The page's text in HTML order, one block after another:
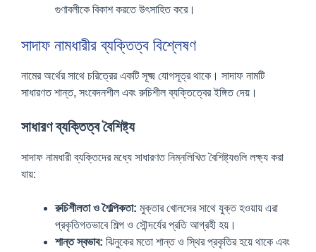
গুণাবলীকে বিকাশ করতে উৎসাহিত করে।
সাদাফ নামধারীর ব্যক্তিত্ব বিশ্লেষণ
নামের অর্থের সাথে চরিত্রের একটি সূক্ষ্ম যোগসূত্র থাকে। সাদাফ নামটি
সাধারণত শান্ত, সংবেদনশীল এবং রুচিশীল ব্যক্তিত্বের ইঙ্গিত দেয়।
সাধারণ ব্যক্তিত্ব বৈশিষ্ট্য
সাদাফ নামধারী ব্যক্তিদের মধ্যে সাধারণত নিম্নলিখিত বৈশিষ্ট্যগুলি লক্ষ্য করা
যায়:
রুচিশীলতা ও শৈল্পিকতা: মুক্তার খোলসের সাথে যুক্ত হওয়ায় এরা
প্রকৃতিগতভাবে শিল্প ও সৌন্দর্যের প্রতি আগ্রহী হয়।
শান্ত স্বভাব: ঝিনুকের মতো শান্ত ও স্থির প্রকৃতির হয়ে থাকে এবং